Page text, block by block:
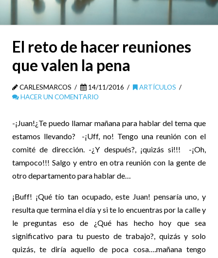
El reto de hacer reuniones
que valen la pena
CARLESMARCOS 14/11/2016
ARTÍCULOS
HACER UN COMENTARIO
-¡Juan!¿Te puedo llamar mañana para hablar del tema que
estamos llevando? -¡Uff, no! Tengo una reunión con el
comité de dirección. -¿Y después?, ¡quizás si!!! -¡Oh,
tampoco!!! Salgo y entro en otra reunión con la gente de
otro departamento para hablar de…
¡Buff! ¡Qué tío tan ocupado, este Juan! pensaría uno, y
resulta que termina el día y si te lo encuentras por la calle y
le preguntas eso de ¿Qué has hecho hoy que sea
significativo para tu puesto de trabajo?, quizás y solo
quizás, te diría aquello de poca cosa….mañana tengo